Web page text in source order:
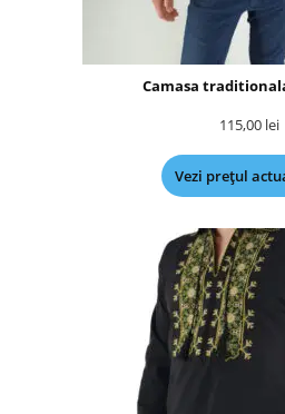
Camasa
115,00 lei
Vezi prețul